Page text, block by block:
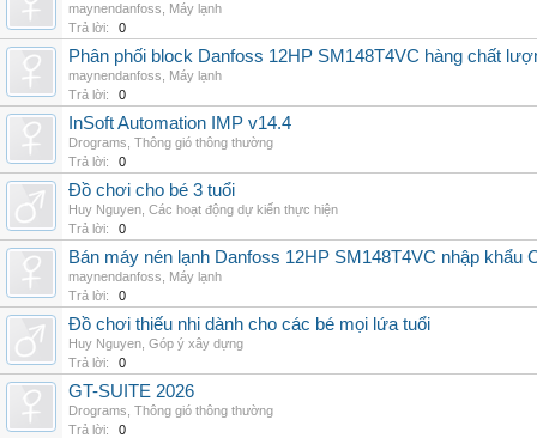
maynendanfoss
Máy lạnh
Trả lời:
0
Phân phối block Danfoss 12HP SM148T4VC hàng chất
maynendanfoss
Máy lạnh
Trả lời:
0
InSoft Automation IMP v14.4
Drograms Thông gió thông thường
Trả lời:
0
Đồ chơi cho bé 3 tuổi
Huy Nguyen Các hoạt động dự kiến thực hiện
Trả lời:
0
Bán máy nén lạnh Danfoss 12HP SM148T4VC nhập khẩu
maynendanfoss
Máy lạnh
Trả lời:
0
Đồ chơi thiếu nhi dành cho các bé mọi lứa tuổi
Huy Nguyen Góp ý xây dựng
Trả lời:
0
GT-SUITE 2026
Drograms Thông gió thông thường
Trả lời:
0